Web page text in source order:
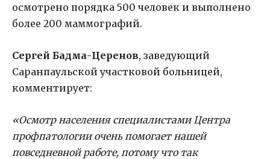
осмотрено порядка 500 человек и выполнено
более 200 маммографий.
Сергей Бадма-Церенов, заведующий
Саранпаульской участковой больницей,
комментирует:
«Осмотр населения специалистами Центра
профпатологии очень помогает нашей
повседневной работе, потому что так